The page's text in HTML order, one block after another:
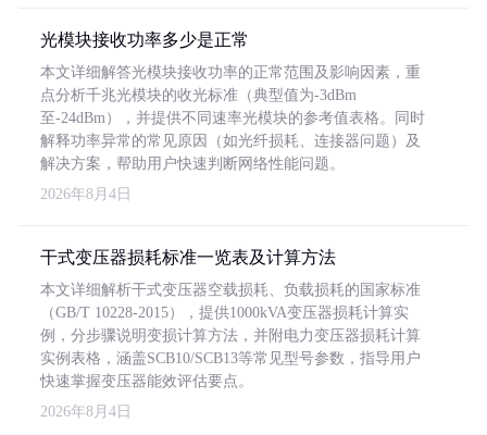
光模块接收功率多少是正常
本文详细解答光模块接收功率的正常范围及影响因素，重
点分析千兆光模块的收光标准（典型值为-3dBm
至-24dBm），并提供不同速率光模块的参考值表格。同时
解释功率异常的常见原因（如光纤损耗、连接器问题）及
解决方案，帮助用户快速判断网络性能问题。
2026年8月4日
干式变压器损耗标准一览表及计算方法
本文详细解析干式变压器空载损耗、负载损耗的国家标准
（GB/T 10228-2015），提供1000kVA变压器损耗计算实
例，分步骤说明变损计算方法，并附电力变压器损耗计算
实例表格，涵盖SCB10/SCB13等常见型号参数，指导用户
快速掌握变压器能效评估要点。
2026年8月4日